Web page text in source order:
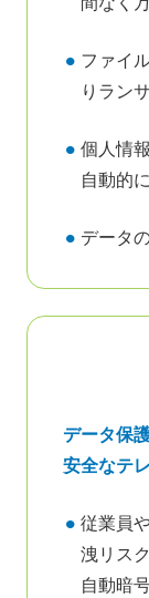
ファイ
りラン
個人情
自動的
データ
データ保
安全なテ
従業員
洩リス
自動暗